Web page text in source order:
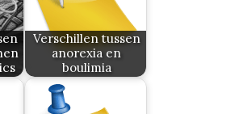
Verschillen tussen
anorexia en
boulimia